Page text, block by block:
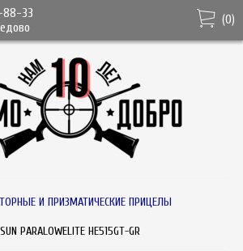
88-33
(0)
И ПРИЗМАТИЧЕСКИЕ ПРИЦЕЛЫ
PARALOWELITE HE515GT-GR